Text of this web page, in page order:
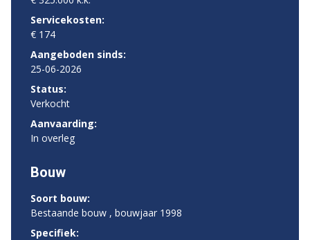
Servicekosten:
€ 174
Aangeboden sinds:
25-06-2026
Status:
Verkocht
Aanvaarding:
In overleg
Bouw
Soort bouw:
Bestaande bouw , bouwjaar 1998
Specifiek: